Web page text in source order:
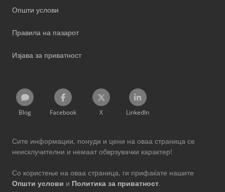
Општи услови
Правила на пазарот
Изјава за приватност
Blog Facebook X LinkedIn
Сите информации, понуди и цени на оваа страница се
неисклучителни и немаат обврзувачки карактер!
Со користење на оваа страница, ги прифаќате нашите
Општи услови и Политика за приватност.